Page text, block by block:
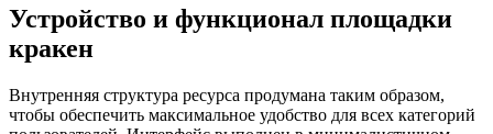
Устройство и функционал площадки
кракен
Внутренняя структура ресурса продумана таким образом,
чтобы обеспечить максимальное удобство для всех категорий